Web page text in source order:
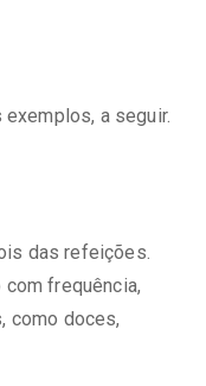
a seguir.
das refeições.
frequência,
como doces,